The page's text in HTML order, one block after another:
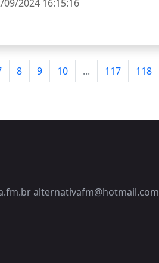
09/2024 16:15:16
8 9 10 ... 117 118
alternativafm@hotmail.com